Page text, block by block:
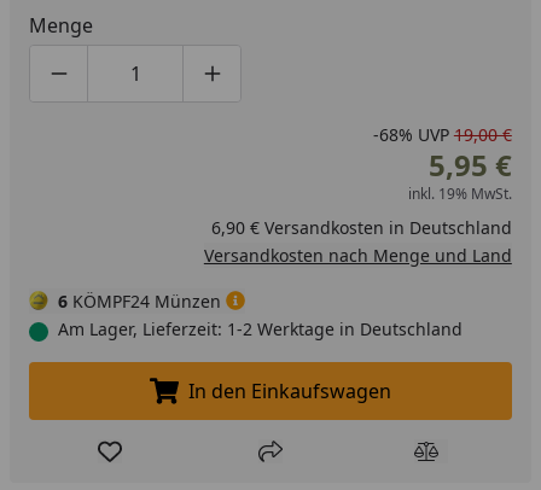
Menge
Produktmenge um eins verringern
Produktmenge manuell eingeben
Produktmenge um eins erhöhen
-68% UVP 19,00 €
5,95 €
inkl. 19% MwSt.
6,90 € Versandkosten in Deutschland
Versandkosten nach Menge und Land
6 KÖMPF24 Münzen
Am Lager, Lieferzeit: 1-2 Werktage in Deutschland
In den Einkaufswagen legen
In den Einkaufswagen
Produkt zur Wunschliste hinzufügen
Teilen Produkt